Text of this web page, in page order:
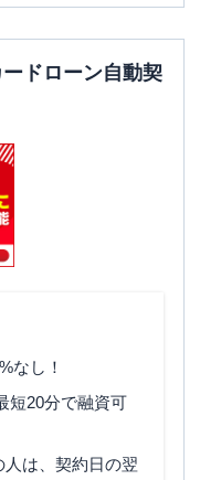
ドローン自動契
なし！
短20分で融資可
は、契約日の翌